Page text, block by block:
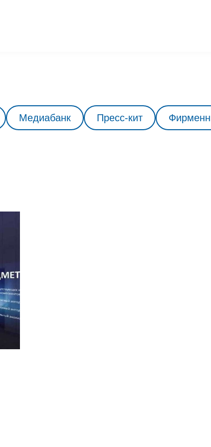
Медиабанк Пресс-кит